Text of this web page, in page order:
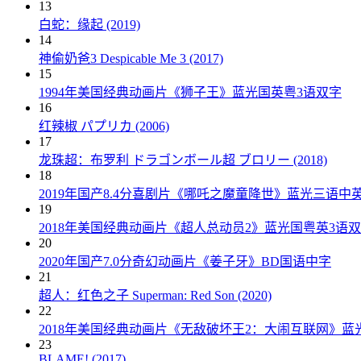
13
白蛇：缘起 (2019)
14
神偷奶爸3 Despicable Me 3 (2017)
15
1994年美国经典动画片《狮子王》蓝光国英粤3语双字
16
红辣椒 パプリカ (2006)
17
龙珠超：布罗利 ドラゴンボール超 ブロリー (2018)
18
2019年国产8.4分喜剧片《哪吒之魔童降世》蓝光三语中
19
2018年美国经典动画片《超人总动员2》蓝光国粤英3语
20
2020年国产7.0分奇幻动画片《姜子牙》BD国语中字
21
超人：红色之子 Superman: Red Son (2020)
22
2018年美国经典动画片《无敌破坏王2：大闹互联网》蓝
23